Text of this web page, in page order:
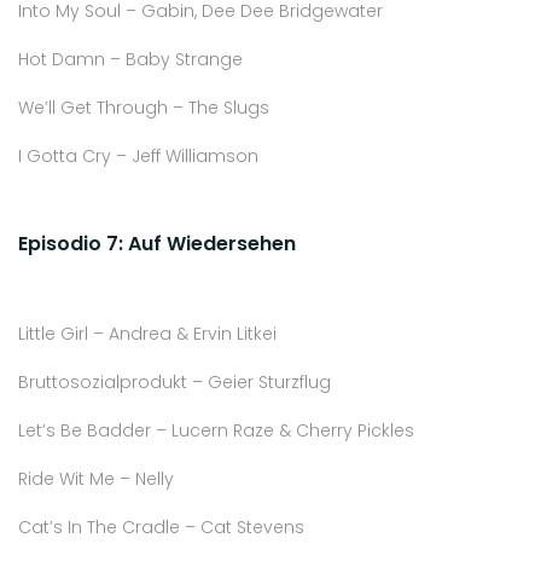
Into My Soul – Gabin, Dee Dee Bridgewater
Hot Damn – Baby Strange
We’ll Get Through – The Slugs
I Gotta Cry – Jeff Williamson
Episodio 7: Auf Wiedersehen
Little Girl – Andrea & Ervin Litkei
Bruttosozialprodukt – Geier Sturzflug
Let’s Be Badder – Lucern Raze & Cherry Pickles
Ride Wit Me – Nelly
Cat’s In The Cradle – Cat Stevens